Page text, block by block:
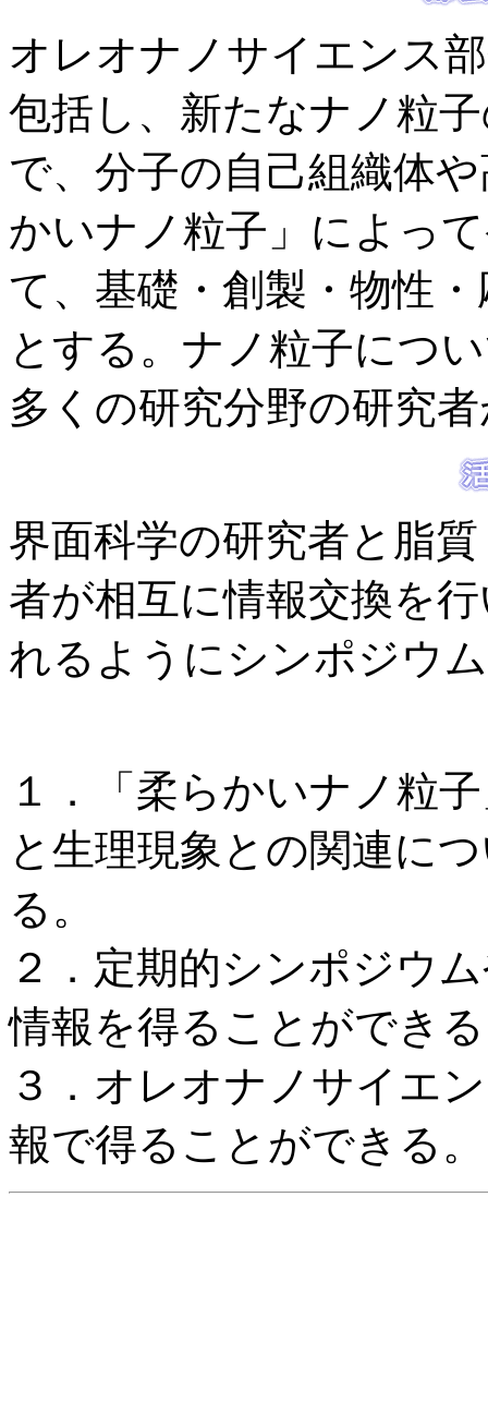
オレオナノサイエンス
包括し、新たなナノ粒
で、分子の自己組織体
かいナノ粒子」によっ
て、基礎・創製・物性
とする。ナノ粒子につ
多くの研究分野の研究
界面科学の研究者と脂
者が相互に情報交換を
れるようにシンポジウ
１．「柔らかいナノ粒
と生理現象との関連に
る。
２．定期的シンポジウ
情報を得ることができ
３．オレオナノサイエ
報で得ることができる。